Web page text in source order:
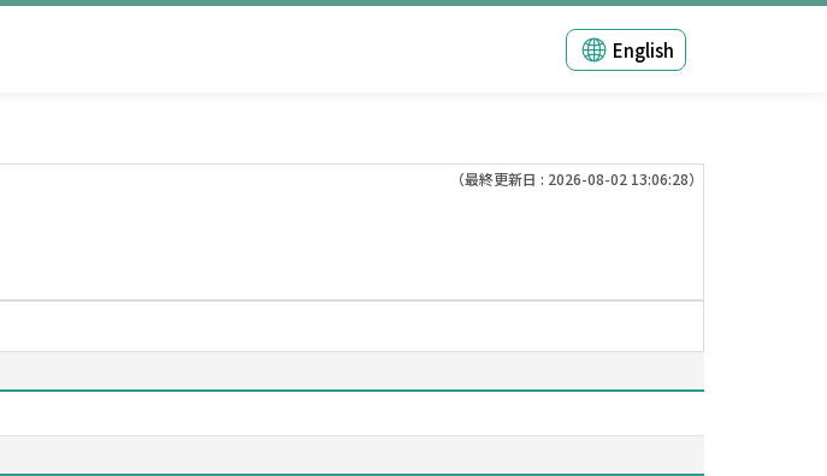
English
（最終更新日 : 2026-08-02 13:06:28）